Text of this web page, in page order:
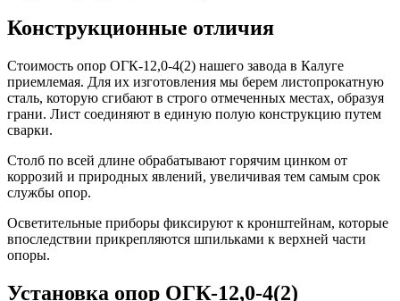
Конструкционные отличия
Стоимость опор ОГК-12,0-4(2) нашего завода в Калуге
приемлемая. Для их изготовления мы берем листопрокатную
сталь, которую сгибают в строго отмеченных местах, образуя
грани. Лист соединяют в единую полую конструкцию путем
сварки.
Столб по всей длине обрабатывают горячим цинком от
коррозий и природных явлений, увеличивая тем самым срок
службы опор.
Осветительные приборы фиксируют к кронштейнам, которые
впоследствии прикрепляются шпильками к верхней части
опоры.
Установка опор ОГК-12,0-4(2)